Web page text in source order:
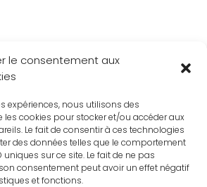
le consentement aux
expériences, nous utilisons des
les cookies pour stocker et/ou accéder aux
Le fait de consentir à ces technologies
des données telles que le comportement
sur ce site. Le fait de ne pas
consentement peut avoir un effet négatif
et fonctions.